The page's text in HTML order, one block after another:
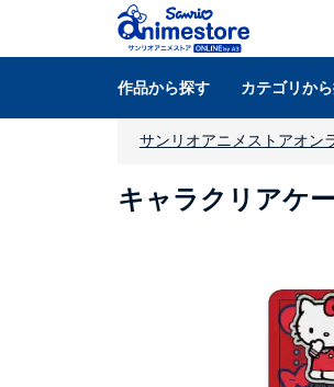
作品から探す カテゴリか
サンリオアニメストアオン
キャラクリアケ